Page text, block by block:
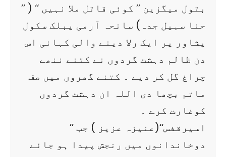
’’ بتول میگزین ’’ کوئی قاتل ملا نہیں ‘‘ (
حنا سہیل جدہ) سانحہ آرمی پبلک سکول
پشاور پر ایک رلا دینے والی کہانی اس
دن ظالم دہشت گردوں نے کتنے ننھے
چراغ گل کر دیے ۔ کتنے گھروں میں صف
ماتم بچھا دی اللہ ان دہشت گردوں
کوغارت کرے ۔
’’ اسیرقفس‘‘(عنیزہ عزیز ) جب
دوخاندانوں میں رنجش پیدا ہو جائے